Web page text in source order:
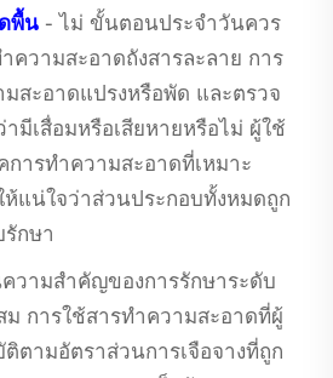
พื้น - ไม่ ขั้นตอนประจําวันควร
ความสะอาดถังสารละลาย การ
สะอาดแปรงหรือพัด และตรวจ
ามีเสื่อมหรือเสียหายหรือไม่ ผู้ใช้
การทําความสะอาดที่เหมาะ
ห้แน่ใจว่าส่วนประกอบทั้งหมดถูก
รักษา
วามสำคัญของการรักษาระดับ
ม การใช้สารทำความสะอาดที่ผู้
ตามอัตราส่วนการเจือจางที่ถูก